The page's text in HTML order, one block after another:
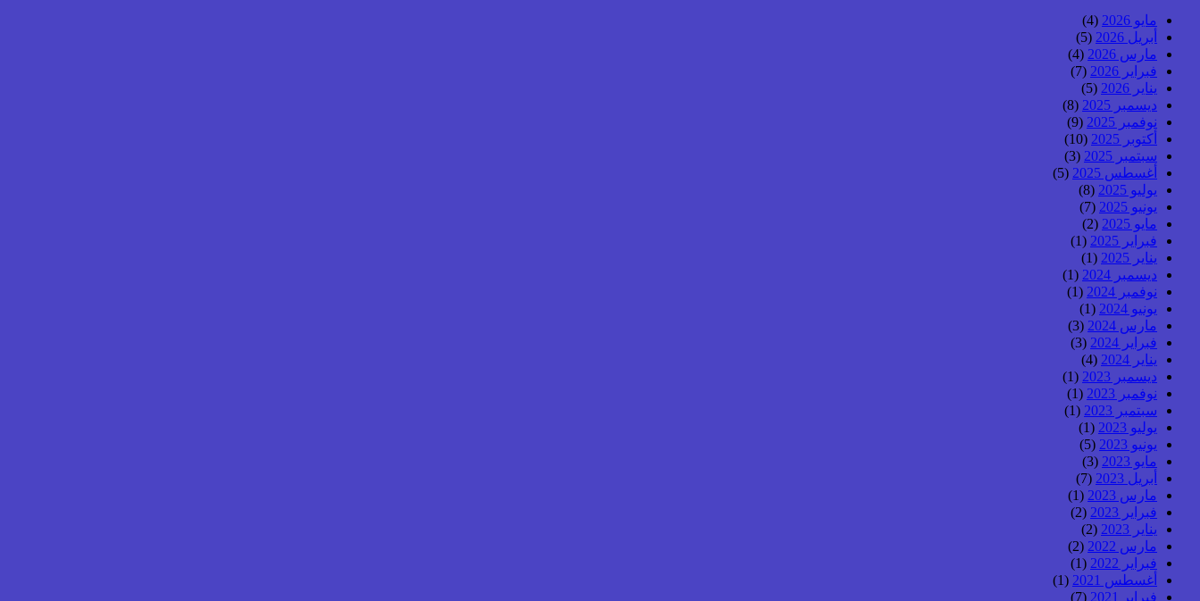
مايو 2026
(4)
أبريل 2026
(5)
مارس 2026
(4)
فبراير 2026
(7)
يناير 2026
(5)
ديسمبر 2025
(8)
نوفمبر 2025
(9)
أكتوبر 2025
(10)
سبتمبر 2025
(3)
أغسطس 2025
(5)
يوليو 2025
(8)
يونيو 2025
(7)
مايو 2025
(2)
فبراير 2025
(1)
يناير 2025
(1)
ديسمبر 2024
(1)
نوفمبر 2024
(1)
يونيو 2024
(1)
مارس 2024
(3)
فبراير 2024
(3)
يناير 2024
(4)
ديسمبر 2023
(1)
نوفمبر 2023
(1)
سبتمبر 2023
(1)
يوليو 2023
(1)
يونيو 2023
(5)
مايو 2023
(3)
أبريل 2023
(7)
مارس 2023
(1)
فبراير 2023
(2)
يناير 2023
(2)
مارس 2022
(2)
فبراير 2022
(1)
أغسطس 2021
(1)
فبراير 2021
(7)